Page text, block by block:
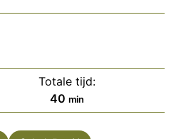
Totale tijd:
40 minuten
min